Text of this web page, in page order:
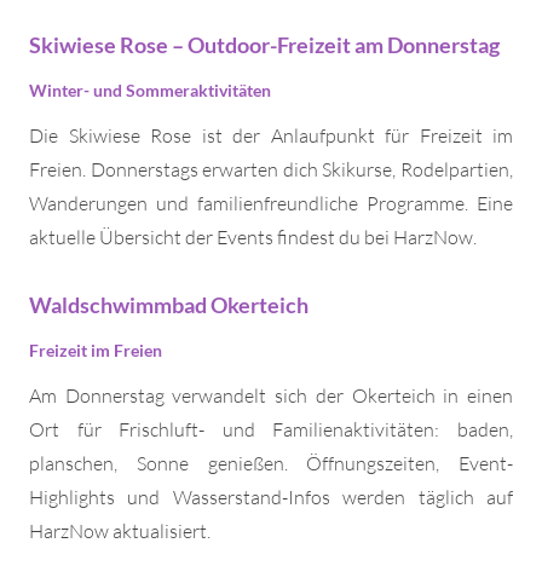
Skiwiese Rose – Outdoor-Freizeit am Donnerstag
Winter- und Sommeraktivitäten
Die Skiwiese Rose ist der Anlaufpunkt für Freizeit im
Freien. Donnerstags erwarten dich Skikurse, Rodelpartien,
Wanderungen und familienfreundliche Programme. Eine
aktuelle Übersicht der Events findest du bei HarzNow.
Waldschwimmbad Okerteich
Freizeit im Freien
Am Donnerstag verwandelt sich der Okerteich in einen
Ort für Frischluft- und Familienaktivitäten: baden,
planschen, Sonne genießen. Öffnungszeiten, Event-
Highlights und Wasserstand-Infos werden täglich auf
HarzNow aktualisiert.